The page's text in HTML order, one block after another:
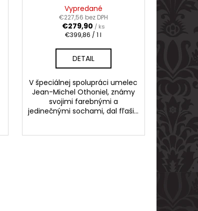
Vypredané
€227,56 bez DPH
€279,90 / ks
Jednotková
€399,86 / 1 l
DETAIL
V špeciálnej spolupráci umelec
Jean-Michel Othoniel, známy
svojimi farebnými a
jedinečnými sochami, dal fľaši...